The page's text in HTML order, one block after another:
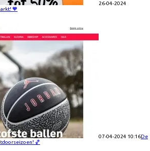
26-04-2024
🧡
07-04-2024 10:16De
🏀